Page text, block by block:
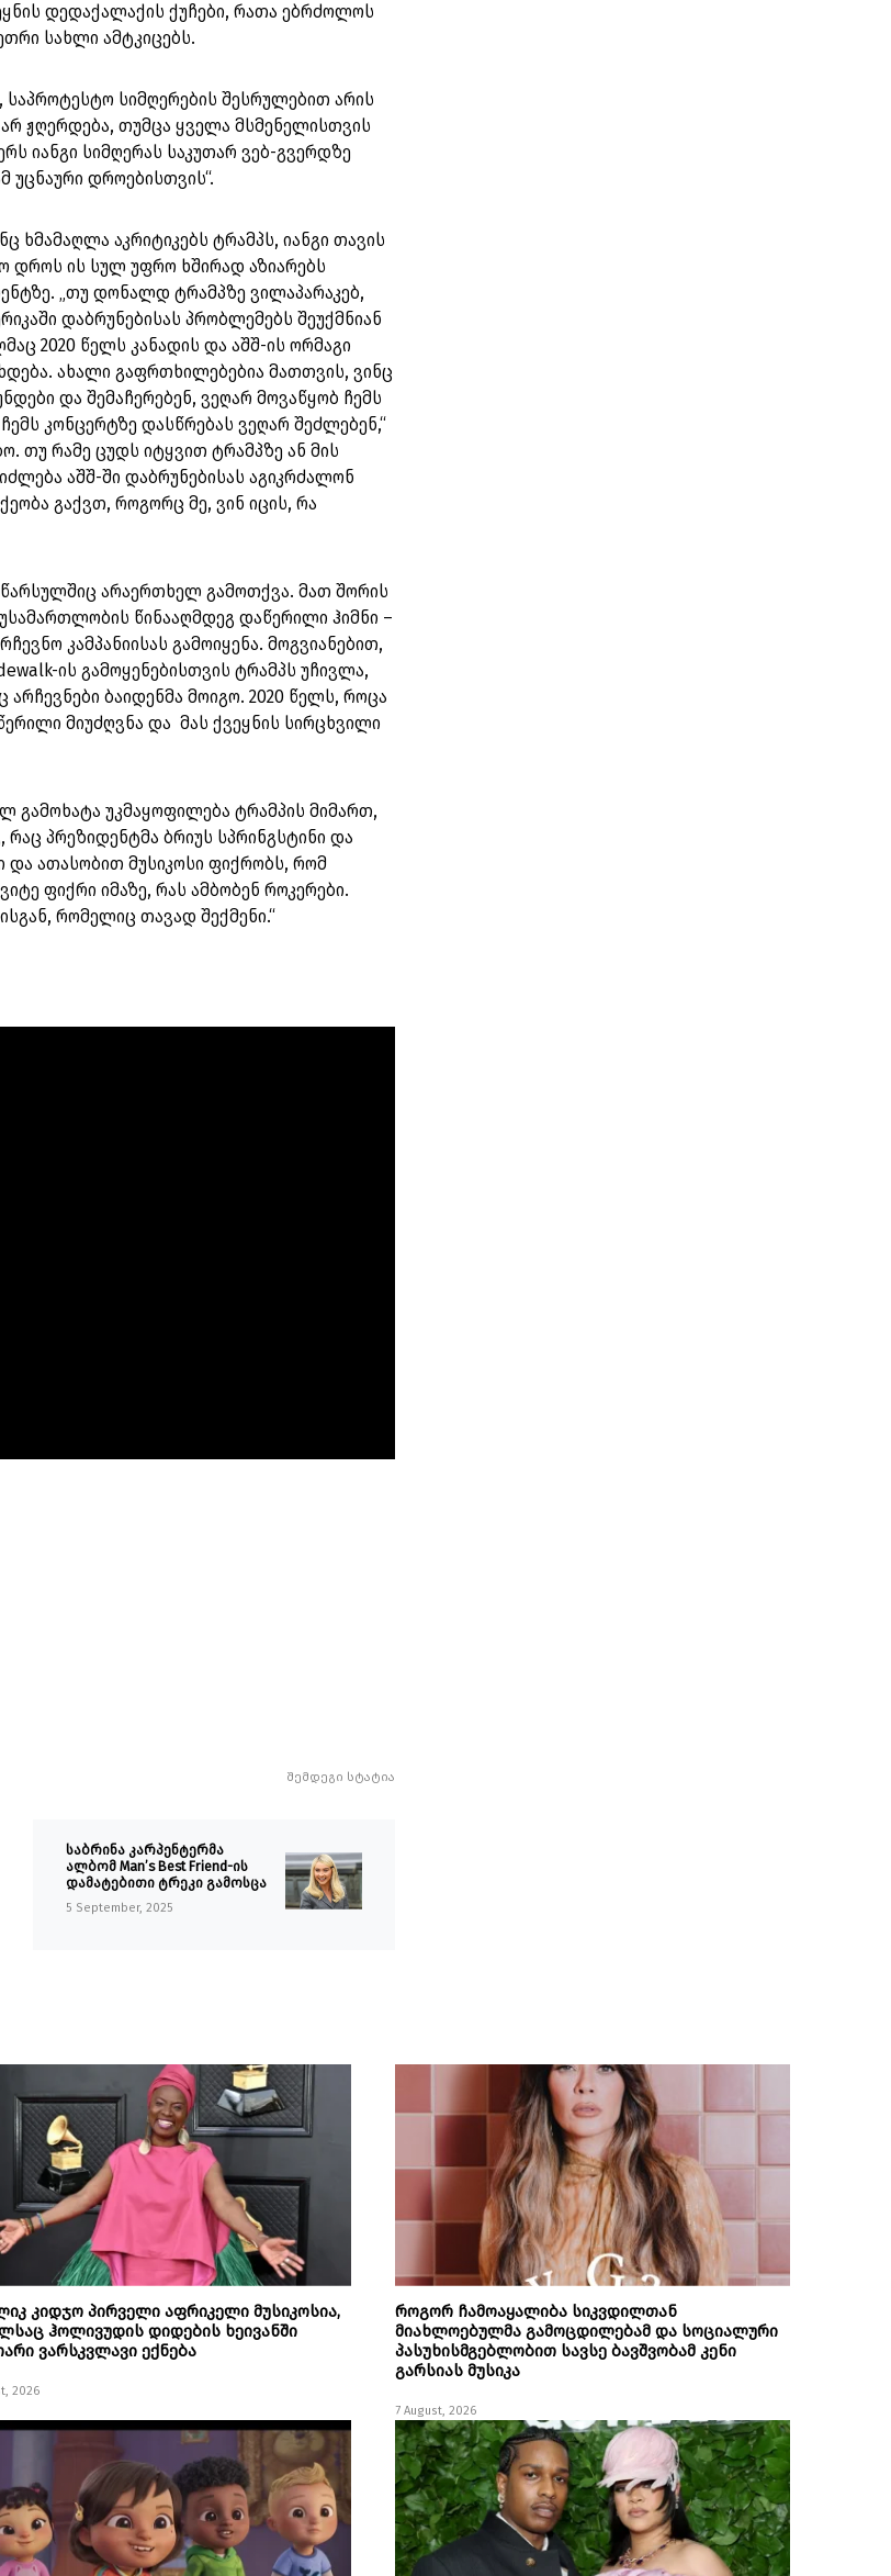
დედაქალაქის ქუჩები, რათა ებრძოლოს
სახლი ამტკიცებს.
საპროტესტო სიმღერების შესრულებით არის
ჟღერდება, თუმცა ყველა მსმენელისთვის
იანგი სიმღერას საკუთარ ვებ-გვერდზე
უცნაური დროებისთვის“.
აკრიტიკებს ტრამპს, იანგი თავის
დროს ის სულ უფრო ხშირად აზიარებს
„თუ დონალდ ტრამპზე ვილაპარაკებ,
დაბრუნებისას პრობლემებს შეუქმნიან
2020 წელს კანადის და აშშ-ის ორმაგი
ახალი გაფრთხილებებია მათთვის, ვინც
და შემაჩერებენ, ვეღარ მოვაწყობ ჩემს
კონცერტზე დასწრებას ვეღარ შეძლებენ,“
თუ რამე ცუდს იტყვით ტრამპზე ან მის
აშშ-ში დაბრუნებისას აგიკრძალონ
გაქვთ, როგორც მე, ვინ იცის, რა
არაერთხელ გამოთქვა. მათ შორის
წინააღმდეგ დაწერილი ჰიმნი –
კამპანიისას გამოიყენა. მოგვიანებით,
ის გამოყენებისთვის ტრამპს უჩივლა,
არჩევნები ბაიდენმა მოიგო. 2020 წელს, როცა
მიუძღვნა და მას ქვეყნის სირცხვილი
გამოხატა უკმაყოფილება ტრამპის მიმართ,
პრეზიდენტმა ბრიუს სპრინგსტინი და
ათასობით მუსიკოსი ფიქრობს, რომ
ფიქრი იმაზე, რას ამბობენ როკერები.
რომელიც თავად შექმენი.“
შემდეგი სტატია
საბრინა კარპენტერმა
ალბომ Man’s Best Friend-ის
დამატებითი ტრეკი გამოსცა
5 September, 2025
კიდჯო პირველი აფრიკელი მუსიკოსია,
ჰოლივუდის დიდების ხეივანში
ვარსკვლავი ექნება
2026
როგორ ჩამოაყალიბა სიკვდილთან
მიახლოებულმა გამოცდილებამ და სოციალური
პასუხისმგებლობით სავსე ბავშვობამ კენი
გარსიას მუსიკა
7 August, 2026